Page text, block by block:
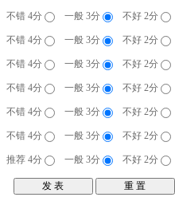
不错 4分 一般 3分 不好 2分
不错 4分 一般 3分 不好 2分
不错 4分 一般 3分 不好 2分
不错 4分 一般 3分 不好 2分
不错 4分 一般 3分 不好 2分
不错 4分 一般 3分 不好 2分
推荐 4分 一般 3分 不好 2分